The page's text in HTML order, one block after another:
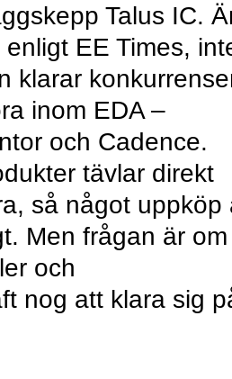
Talus IC.
EE Times,
klarar
inom EDA –
och Cadence.
tävlar direkt
så något uppköp
Men frågan är om
och
nog att klara sig